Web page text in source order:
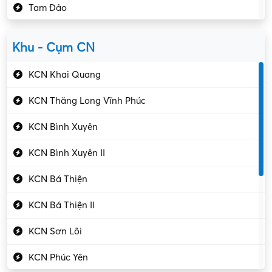
Kiểm soát chất lượng
Kỹ sư cơ khí
Kỹ sư điện
Kỹ thuật cao
Kỹ thuật mạng – IT
Làm bán thời gian
Lao động phổ thông
Lập trình – Phát triển
Luật – Công chứng
Marketing – PR
Tam Đảo
Khu - Cụm CN
KCN Khai Quang
KCN Thăng Long Vĩnh Phúc
KCN Bình Xuyên
KCN Bình Xuyên II
KCN Bá Thiện
KCN Bá Thiện II
KCN Sơn Lôi
KCN Phúc Yên